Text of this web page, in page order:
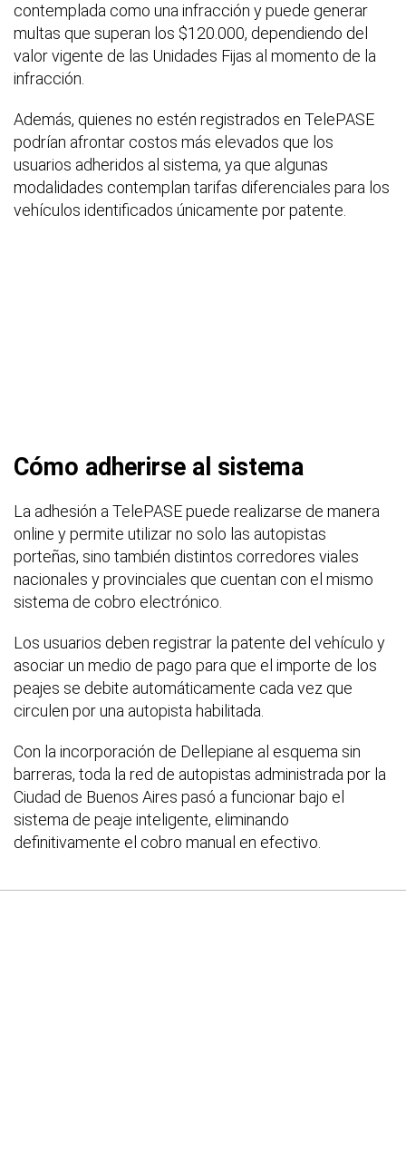
contemplada como una infracción y puede generar
multas que superan los $120.000, dependiendo del
valor vigente de las Unidades Fijas al momento de la
infracción.
Además, quienes no estén registrados en TelePASE
podrían afrontar costos más elevados que los
usuarios adheridos al sistema, ya que algunas
modalidades contemplan tarifas diferenciales para los
vehículos identificados únicamente por patente.
Cómo adherirse al sistema
La adhesión a TelePASE puede realizarse de manera
online y permite utilizar no solo las autopistas
porteñas, sino también distintos corredores viales
nacionales y provinciales que cuentan con el mismo
sistema de cobro electrónico.
Los usuarios deben registrar la patente del vehículo y
asociar un medio de pago para que el importe de los
peajes se debite automáticamente cada vez que
circulen por una autopista habilitada.
Con la incorporación de Dellepiane al esquema sin
barreras, toda la red de autopistas administrada por la
Ciudad de Buenos Aires pasó a funcionar bajo el
sistema de peaje inteligente, eliminando
definitivamente el cobro manual en efectivo.